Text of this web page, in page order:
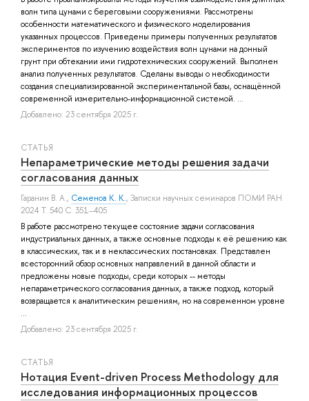
волн типа цунами с береговыми сооружениями. Рассмотрены
особенности математического и физического моделирования
указанных процессов. Приведены примеры полученных результатов
экспериментов по изучению воздействия волн цунами на донный
грунт при обтекании ими гидротехнических сооружений. Выполнен
анализ полученных результатов. Сделаны выводы о необходимости
создания специализированной экспериментальной базы, оснащённой
современной измерительно-информационной системой. ...
Добавлено: 23 сентября 2025 г.
СТАТЬЯ
Непараметрические методы решения задачи
согласования данных
Гаранин В. А., Семенов К. К., Записки научных семинаров ПОМИ РАН
2024 Т. 540 С. 351–405
В работе рассмотрено текущее состояние задачи согласования
индустриальных данных, а также основные подходы к её решению как
в классических, так и в неклассических постановках. Представлен
всесторонний обзор основных направлений в данной области и
предложены новые подходы, среди которых -- методы
непараметрического согласования данных, а также подход, который
возвращается к аналитическим решениям, но на современном уровне
...
Добавлено: 23 сентября 2025 г.
СТАТЬЯ
Нотация Event-driven Process Methodology для
исследования информационных процессов